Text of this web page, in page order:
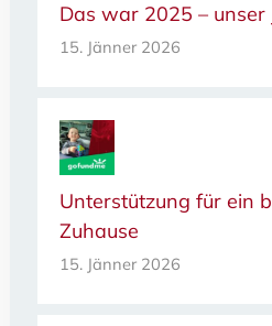
Das war 2025 – unser
15. Jänner 2026
Unterstützung für ein
Zuhause
15. Jänner 2026